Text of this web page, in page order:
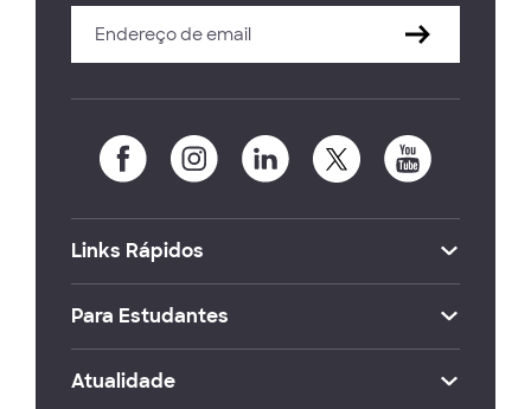
Links Rápidos
Para Estudantes
Atualidade